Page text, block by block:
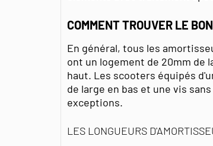
COMMENT TROUVER LE
En général, tous les
ont un logement de 20mm de
haut. Les scooters équipés
de large en bas et une vis
exceptions.
LES LONGUEURS